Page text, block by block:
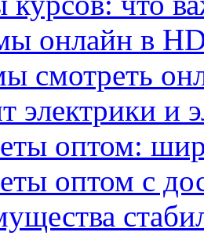
онлайн в
смотреть
электрики и
оптом:
оптом с